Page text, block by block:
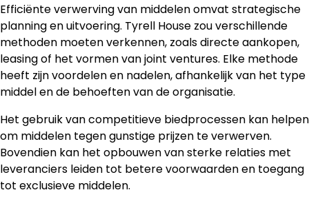
Efficiënte verwerving van middelen omvat strategische
planning en uitvoering. Tyrell House zou verschillende
methoden moeten verkennen, zoals directe aankopen,
leasing of het vormen van joint ventures. Elke methode
heeft zijn voordelen en nadelen, afhankelijk van het type
middel en de behoeften van de organisatie.
Het gebruik van competitieve biedprocessen kan helpen
om middelen tegen gunstige prijzen te verwerven.
Bovendien kan het opbouwen van sterke relaties met
leveranciers leiden tot betere voorwaarden en toegang
tot exclusieve middelen.